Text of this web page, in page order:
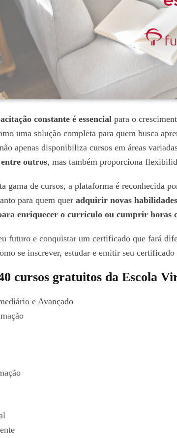
constante é essencial para o
uma solução completa para quem busca
não apenas disponibiliza cursos em áreas
outros, mas também proporciona
gama de cursos, a plataforma é reconhecida
para quem quer adquirir novas habilidades
enriquecer o currículo ou cumprir horas
futuro e conquistar um certificado que fará
se inscrever, estudar e emitir seu
cursos gratuitos da Escola
e Avançado